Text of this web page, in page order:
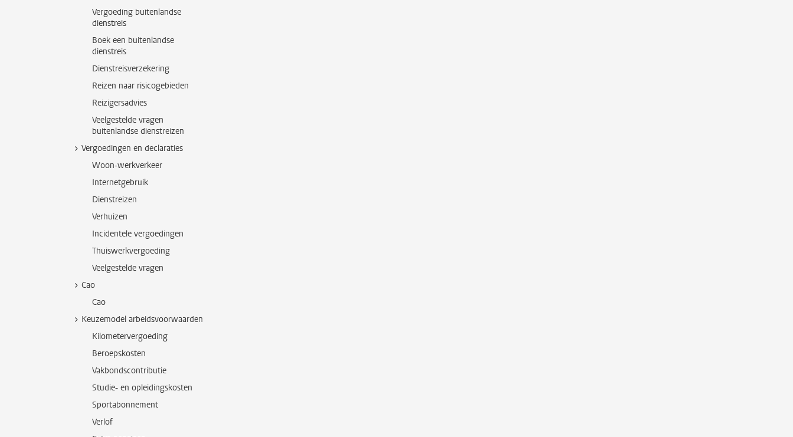
Vergoeding buitenlandse
dienstreis
Boek een buitenlandse
dienstreis
Dienstreisverzekering
Reizen naar risicogebieden
Reizigersadvies
Veelgestelde vragen
buitenlandse dienstreizen
Vergoedingen en declaraties
Woon-werkverkeer
Internetgebruik
Dienstreizen
Verhuizen
Incidentele vergoedingen
Thuiswerkvergoeding
Veelgestelde vragen
Cao
Cao
Keuzemodel arbeidsvoorwaarden
Kilometervergoeding
Beroepskosten
Vakbondscontributie
Studie- en opleidingskosten
Sportabonnement
Verlof